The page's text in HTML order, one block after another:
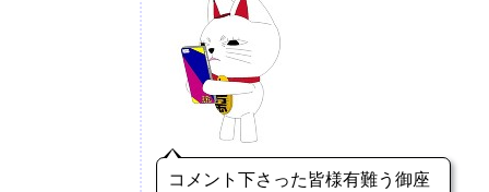
コメント下さった皆様有難う御座